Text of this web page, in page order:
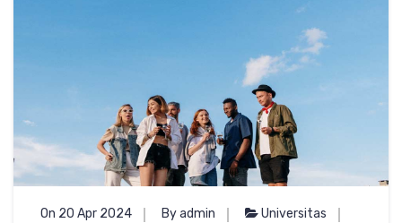
On 20 Apr 2024 By admin
Universitas